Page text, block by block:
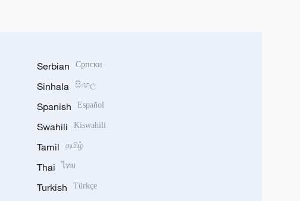
Serbian Српски
Sinhala සිංහල
Spanish Español
Swahili Kiswahili
Tamil தமிழ்
Thai ไทย
Turkish Türkçe